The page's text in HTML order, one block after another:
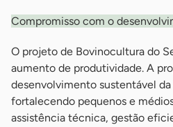
Compromisso com o
O projeto de Bovinocultura do
aumento de produtividade. A
desenvolvimento sustentável
fortalecendo pequenos e
assistência técnica, gestão